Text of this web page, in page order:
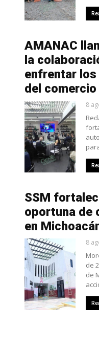
AMANAC
la
enfrentar
del
8
SSM
oportuna de
en
8
de
de